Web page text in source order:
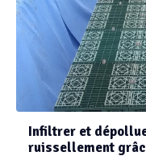
Infiltrer et
ruissellement